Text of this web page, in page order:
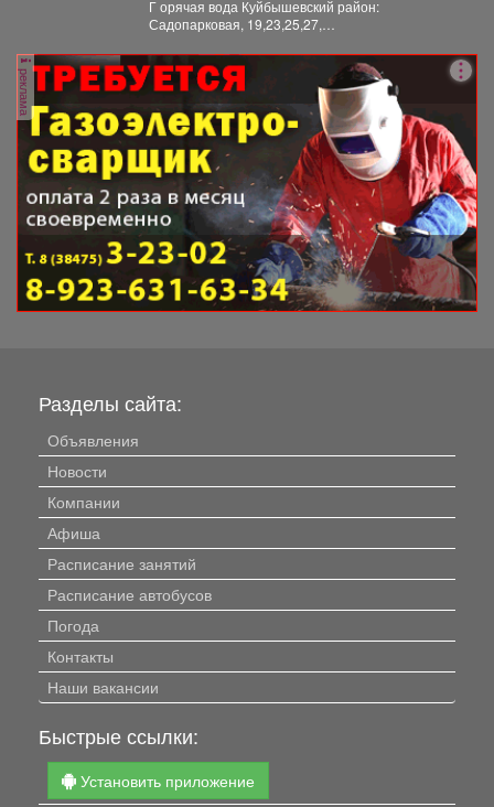
Г орячая вода Куйбышевский район:
Садопарковая, 19,23,25,27,
реклама
Разделы сайта:
Объявления
Новости
Компании
Афиша
Расписание занятий
Расписание автобусов
Погода
Контакты
Наши вакансии
Быстрые ссылки:
Установить приложение